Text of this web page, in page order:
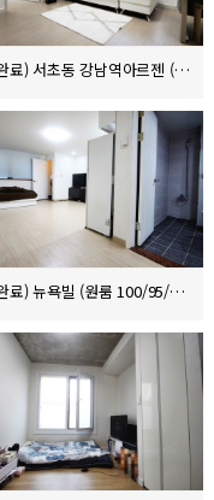
(계약완료) 서초동 강남역아르젠 (원룸원거실 1000/125)
(계약완료) 뉴욕빌 (원룸 100/95/8)